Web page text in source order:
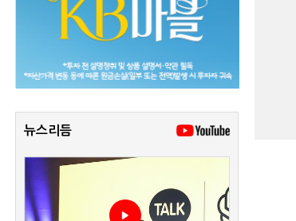
뉴스리듬